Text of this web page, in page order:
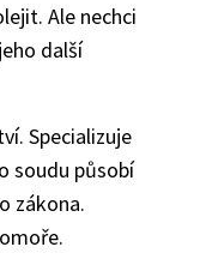
Ale nechci
další
Specializuje
soudu působí
zákona.